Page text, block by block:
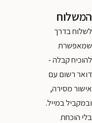
המשלוח
לשלוח בדרך
שמאפשרת
להוכיח קבלה -
דואר רשום עם
אישור מסירה,
ובמקביל במייל.
בלי הוכחת